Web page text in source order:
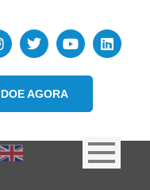
DOE AGORA